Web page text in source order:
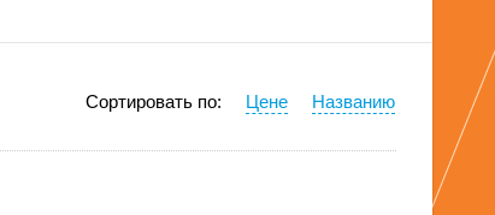
Названию
Цене
Сортировать по: